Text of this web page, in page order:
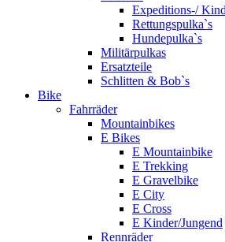
Expeditions-/
Rettungspulka`s
Hundepulka`s
Militärpulkas
Ersatzteile
Schlitten & Bob`s
Bike
Fahrräder
Mountainbikes
E Bikes
E Mountainbike
E Trekking
E Gravelbike
E City
E Cross
E Kinder/Jungend
Rennräder